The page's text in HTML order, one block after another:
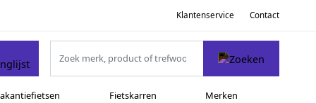
Klantenservice Contact
Fietskarren Merken